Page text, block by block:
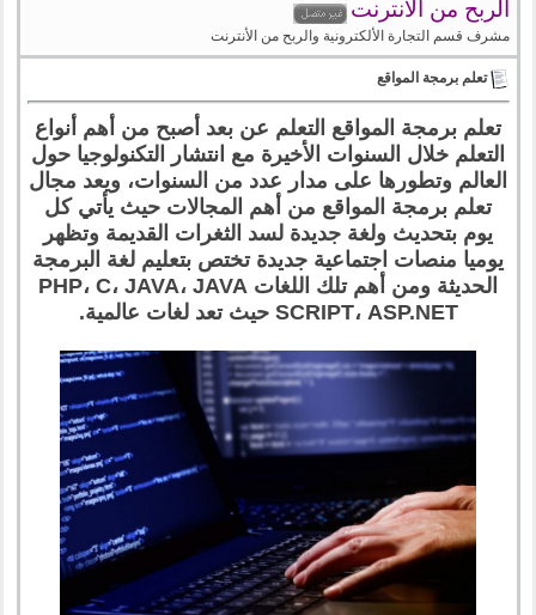
الربح من الانترنت
مشرف قسم التجارة الألكترونية والربح من الأنترنت
تعلم برمجة المواقع
تعلم برمجة المواقع التعلم عن بعد أصبح من أهم أنواع
التعلم خلال السنوات الأخيرة مع انتشار التكنولوجيا حول
العالم وتطورها على مدار عدد من السنوات، ويعد مجال
تعلم برمجة المواقع من أهم المجالات حيث يأتي كل
يوم بتحديث ولغة جديدة لسد الثغرات القديمة وتظهر
يوميا منصات اجتماعية جديدة تختص بتعليم لغة البرمجة
الحديثة ومن أهم تلك اللغات PHP، C، JAVA، JAVA
SCRIPT، ASP.NET حيث تعد لغات عالمية.